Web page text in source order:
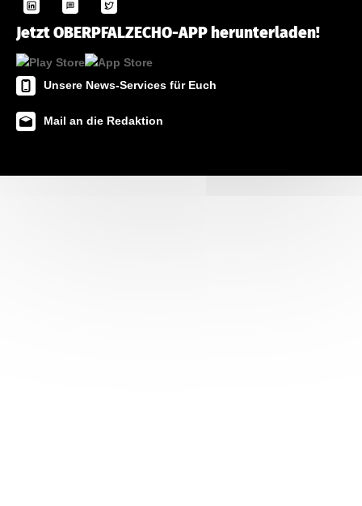
Jetzt OBERPFALZECHO-APP herunterladen!
Unsere News-Services für Euch
Mail an die Redaktion